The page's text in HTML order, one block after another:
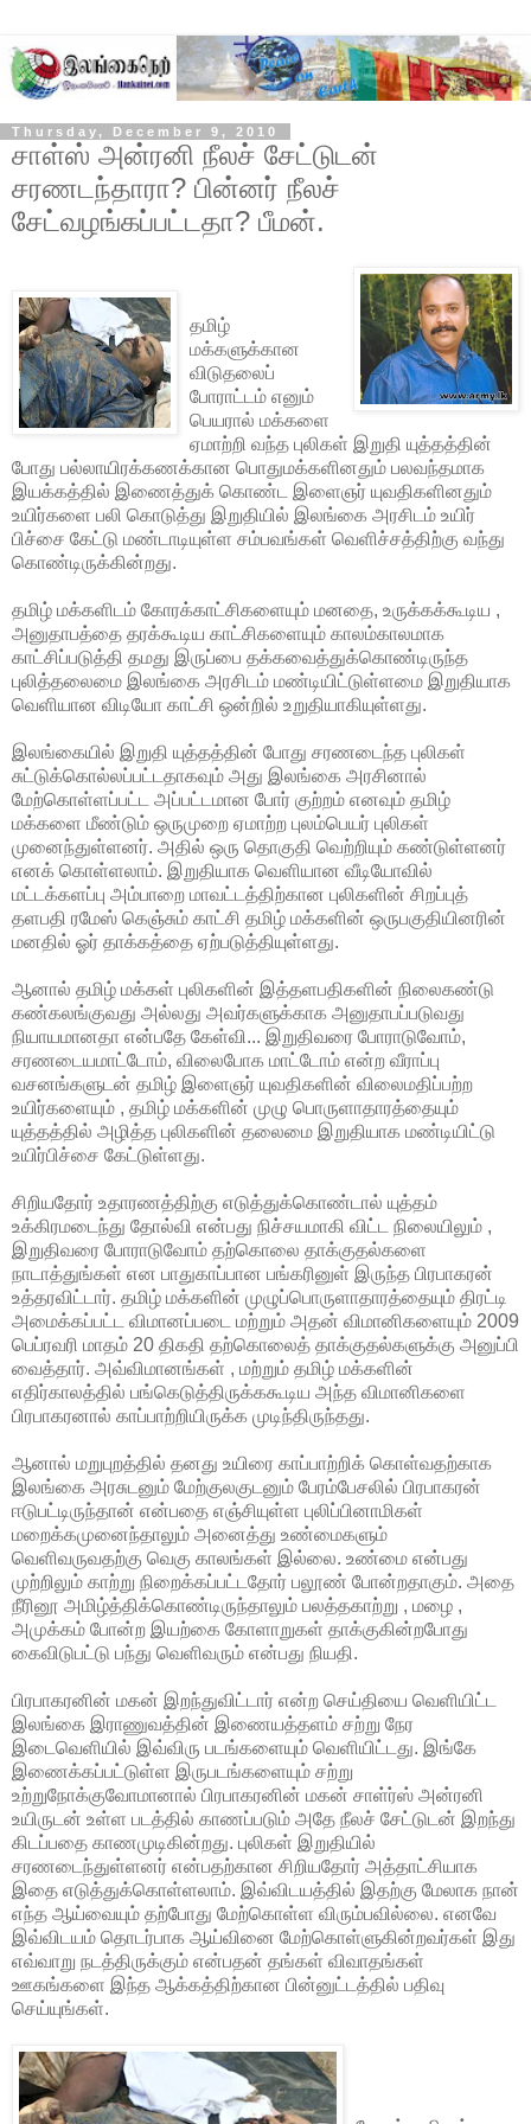
Thursday, December 9, 2010
சாள்ஸ் அன்ரனி நீலச் சேட்டுடன்
சரணடந்தாரா? பின்னர் நீலச்
சேட்வழங்கப்பட்டதா? பீமன்.
தமிழ்
மக்களுக்கான
விடுதலைப்
போராட்டம் எனும்
பெயரால் மக்களை
ஏமாற்றி வந்த புலிகள் இறுதி யுத்தத்தின்
போது பல்லாயிரக்கணக்கான பொதுமக்களினதும் பலவந்தமாக
இயக்கத்தில் இணைத்துக் கொண்ட இளைஞர் யுவதிகளினதும்
உயிர்களை பலி கொடுத்து இறுதியில் இலங்கை அரசிடம் உயிர்
பிச்சை கேட்டு மண்டாடியுள்ள சம்பவங்கள் வெளிச்சத்திற்கு வந்து
கொண்டிருக்கின்றது.
தமிழ் மக்களிடம் கோரக்காட்சிகளையும் மனதை, உருக்கக்கூடிய ,
அனுதாபத்தை தரக்கூடிய காட்சிகளையும் காலம்காலமாக
காட்சிப்படுத்தி தமது இருப்பை தக்கவைத்துக்கொண்டிருந்த
புலித்தலைமை இலங்கை அரசிடம் மண்டியிட்டுள்ளமை இறுதியாக
வெளியான விடியோ காட்சி ஒன்றில் உறுதியாகியுள்ளது.
இலங்கையில் இறுதி யுத்தத்தின் போது சரணடைந்த புலிகள்
சுட்டுக்கொல்லப்பட்டதாகவும் அது இலங்கை அரசினால்
மேற்கொள்ளப்பட்ட அப்பட்டமான போர் குற்றம் எனவும் தமிழ்
மக்களை மீண்டும் ஒருமுறை ஏமாற்ற புலம்பெயர் புலிகள்
முனைந்துள்ளனர். அதில் ஒரு தொகுதி வெற்றியும் கண்டுள்ளனர்
எனக் கொள்ளலாம். இறுதியாக வெளியான வீடியோவில்
மட்டக்களப்பு அம்பாறை மாவட்டத்திற்கான புலிகளின் சிறப்புத்
தளபதி ரமேஸ் கெஞ்சும் காட்சி தமிழ் மக்களின் ஒருபகுதியினரின்
மனதில் ஓர் தாக்கத்தை ஏற்படுத்தியுள்ளது.
ஆனால் தமிழ் மக்கள் புலிகளின் இத்தளபதிகளின் நிலைகண்டு
கண்கலங்குவது அல்லது அவர்களுக்காக அனுதாபப்படுவது
நியாயமானதா என்பதே கேள்வி... இறுதிவரை போராடுவோம்,
சரணடையமாட்டோம், விலைபோக மாட்டோம் என்ற வீராப்பு
வசனங்களுடன் தமிழ் இளைஞர் யுவதிகளின் விலைமதிப்பற்ற
உயிர்களையும் , தமிழ் மக்களின் முழு பொருளாதாரத்தையும்
யுத்தத்தில் அழித்த புலிகளின் தலைமை இறுதியாக மண்டியிட்டு
உயிர்பிச்சை கேட்டுள்ளது.
சிறியதோர் உதாரணத்திற்கு எடுத்துக்கொண்டால் யுத்தம்
உக்கிரமடைந்து தோல்வி என்பது நிச்சயமாகி விட்ட நிலையிலும் ,
இறுதிவரை போராடுவோம் தற்கொலை தாக்குதல்களை
நாடாத்துங்கள் என பாதுகாப்பான பங்கரினுள் இருந்த பிரபாகரன்
உத்தரவிட்டார். தமிழ் மக்களின் முழுப்பொருளாதாரத்தையும் திரட்டி
அமைக்கப்பட்ட விமானப்படை மற்றும் அதன் விமானிகளையும் 2009
பெப்ரவரி மாதம் 20 திகதி தற்கொலைத் தாக்குதல்களுக்கு அனுப்பி
வைத்தார். அவ்விமானங்கள் , மற்றும் தமிழ் மக்களின்
எதிர்காலத்தில் பங்கெடுத்திருக்ககூடிய அந்த விமானிகளை
பிரபாகரனால் காப்பாற்றியிருக்க முடிந்திருந்தது.
ஆனால் மறுபுறத்தில் தனது உயிரை காப்பாற்றிக் கொள்வதற்காக
இலங்கை அரசுடனும் மேற்குலகுடனும் பேரம்பேசலில் பிரபாகரன்
ஈடுபட்டிருந்தான் என்பதை எஞ்சியுள்ள புலிப்பினாமிகள்
மறைக்கமுனைந்தாலும் அனைத்து உண்மைகளும்
வெளிவருவதற்கு வெகு காலங்கள் இல்லை. உண்மை என்பது
முற்றிலும் காற்று நிறைக்கப்பட்டதோர் பலூண் போன்றதாகும். அதை
நீரினூ அமிழ்த்திக்கொண்டிருந்தாலும் பலத்தகாற்று , மழை ,
அமுக்கம் போன்ற இயற்கை கோளாறுகள் தாக்குகின்றபோது
கைவிடுபட்டு பந்து வெளிவரும் என்பது நியதி.
பிரபாகரனின் மகன் இறந்துவிட்டார் என்ற செய்தியை வெளியிட்ட
இலங்கை இராணுவத்தின் இணையத்தளம் சற்று நேர
இடைவெளியில் இவ்விரு படங்களையும் வெளியிட்டது. இங்கே
இணைக்கப்பட்டுள்ள இருபடங்களையும் சற்று
உற்றுநோக்குவோமானால் பிரபாகரனின் மகன் சாள்ர்ஸ் அன்ரனி
உயிருடன் உள்ள படத்தில் காணப்படும் அதே நீலச் சேட்டுடன் இறந்து
கிடப்பதை காணமுடிகின்றது. புலிகள் இறுதியில்
சரணடைந்துள்ளனர் என்பதற்கான சிறியதோர் அத்தாட்சியாக
இதை எடுத்துக்கொள்ளலாம். இவ்விடயத்தில் இதற்கு மேலாக நான்
எந்த ஆய்வையும் தற்போது மேற்கொள்ள விரும்பவில்லை. எனவே
இவ்விடயம் தொடர்பாக ஆய்வினை மேற்கொள்ளுகின்றவர்கள் இது
எவ்வாறு நடத்திருக்கும் என்பதன் தங்கள் விவாதங்கள்
ஊகங்களை இந்த ஆக்கத்திற்கான பின்னுட்டத்தில் பதிவு
செய்யுங்கள்.